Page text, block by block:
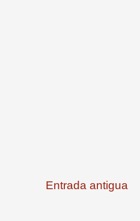
Entrada antigua